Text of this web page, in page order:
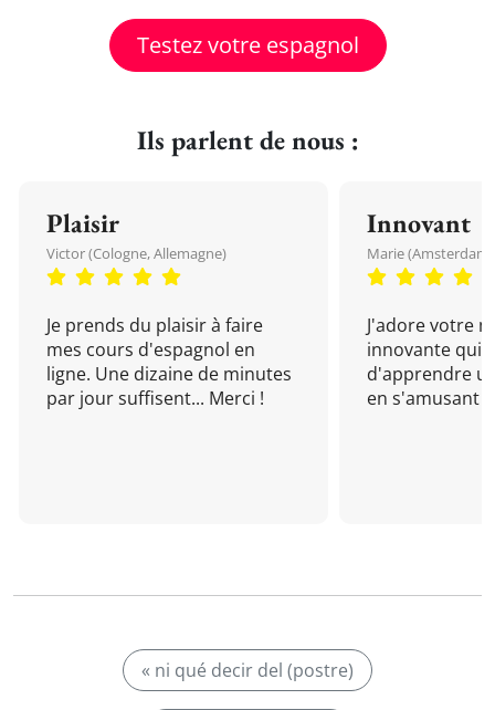
Testez votre espagnol
Ils parlent de nous :
Plaisir
Victor (Cologne, Allemagne)
Je prends du plaisir à faire
mes cours d'espagnol en
ligne. Une dizaine de minutes
par jour suffisent... Merci !
Innovant
Marie (Amsterdam,
J'adore votre
innovante qui
d'apprendre
en s'amusant !
« ni qué decir del (postre)